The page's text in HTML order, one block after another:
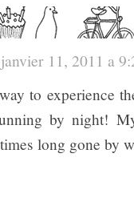
11, 2011 a
to experience
by night!
long gone by